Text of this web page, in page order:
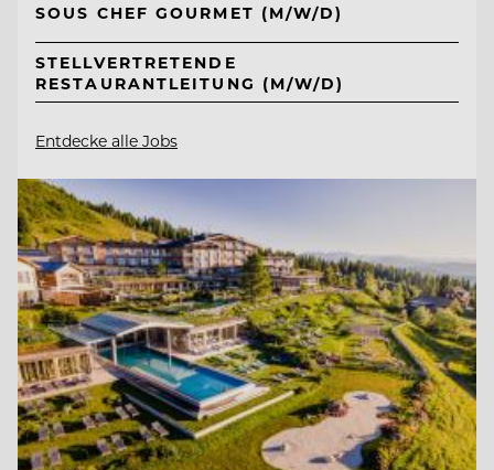
SOUS CHEF GOURMET (M/W/D)
STELLVERTRETENDE
RESTAURANTLEITUNG (M/W/D)
Entdecke alle Jobs